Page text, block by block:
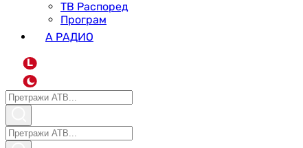
ТВ Распоред
Програм
А РАДИО
L